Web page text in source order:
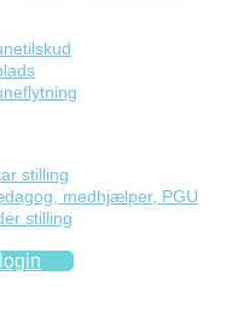
stilling
medhjælper, PGU
stilling